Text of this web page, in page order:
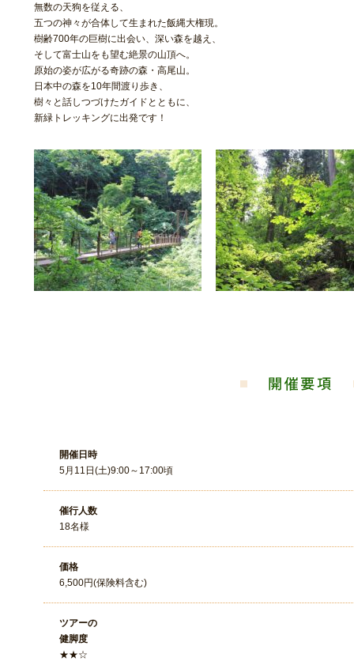
無数の天狗を従える、
五つの神々が合体して生まれた飯縄大権現。
樹齢700年の巨樹に出会い、深い森を越え、
そして富士山をも望む絶景の山頂へ。
原始の姿が広がる奇跡の森・高尾山。
日本中の森を10年間渡り歩き、
樹々と話しつづけたガイドとともに、
新緑トレッキングに出発です！
開催日時
5月11日(土)9:00～17:00頃
催行人数
18名様
価格
6,500円(保険料含む)
ツアーの
健脚度
★★☆